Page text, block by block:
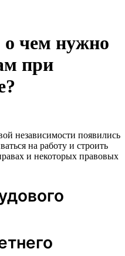
чем нужно
при
независимости появились
на работу и строить
и некоторых правовых